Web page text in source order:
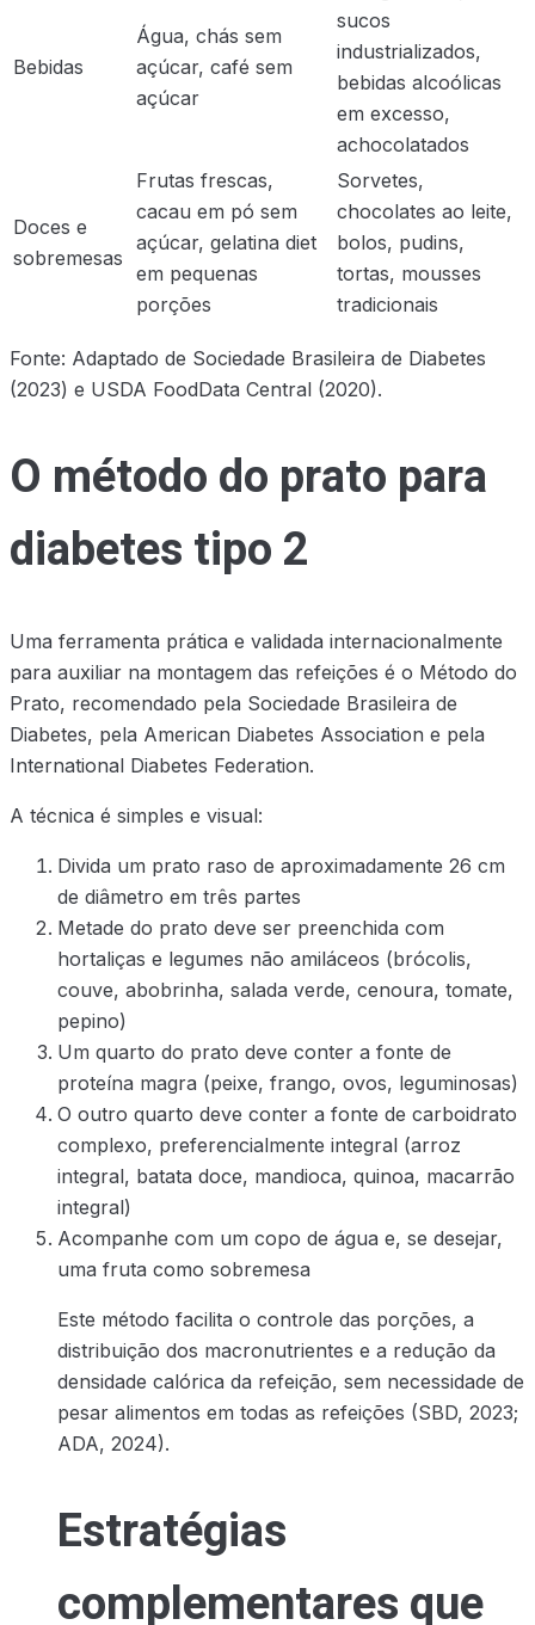
Bebidas
Água, chás sem
açúcar, café sem
açúcar
sucos
industrializados,
bebidas alcoólicas
em excesso,
achocolatados
Doces e
sobremesas
Frutas frescas,
cacau em pó sem
açúcar, gelatina diet
em pequenas
porções
Sorvetes,
chocolates ao leite,
bolos, pudins,
tortas, mousses
tradicionais
Fonte: Adaptado de Sociedade Brasileira de Diabetes
(2023) e USDA FoodData Central (2020).
O método do prato para
diabetes tipo 2
Uma ferramenta prática e validada internacionalmente
para auxiliar na montagem das refeições é o Método do
Prato, recomendado pela Sociedade Brasileira de
Diabetes, pela American Diabetes Association e pela
International Diabetes Federation.
A técnica é simples e visual:
Divida um prato raso de aproximadamente 26 cm
de diâmetro em três partes
Metade do prato deve ser preenchida com
hortaliças e legumes não amiláceos (brócolis,
couve, abobrinha, salada verde, cenoura, tomate,
pepino)
Um quarto do prato deve conter a fonte de
proteína magra (peixe, frango, ovos, leguminosas)
O outro quarto deve conter a fonte de carboidrato
complexo, preferencialmente integral (arroz
integral, batata doce, mandioca, quinoa, macarrão
integral)
Acompanhe com um copo de água e, se desejar,
uma fruta como sobremesa
Este método facilita o controle das porções, a
distribuição dos macronutrientes e a redução da
densidade calórica da refeição, sem necessidade de
pesar alimentos em todas as refeições (SBD, 2023;
ADA, 2024).
Estratégias
complementares que